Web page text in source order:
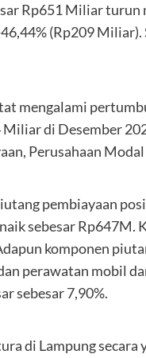
Rp651 Miliar
(Rp209
mengalami
di Desember
Perusahaan
pembiayaan
sebesar
komponen
perawatan mobil
sebesar 7,90%.
di Lampung